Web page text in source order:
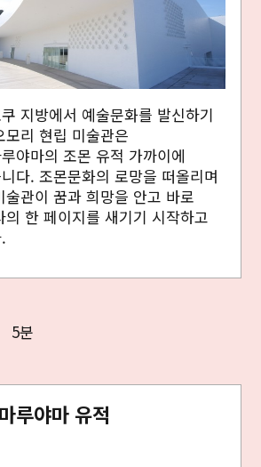
지방에서 예술문화를 발신하기
모리 현립 미술관은
야마의 조몬 유적 가까이에
다. 조몬문화의 로망을 떠올리며
술관이 꿈과 희망을 안고 바로
의 한 페이지를 새기기 시작하고
5분
루야마 유적